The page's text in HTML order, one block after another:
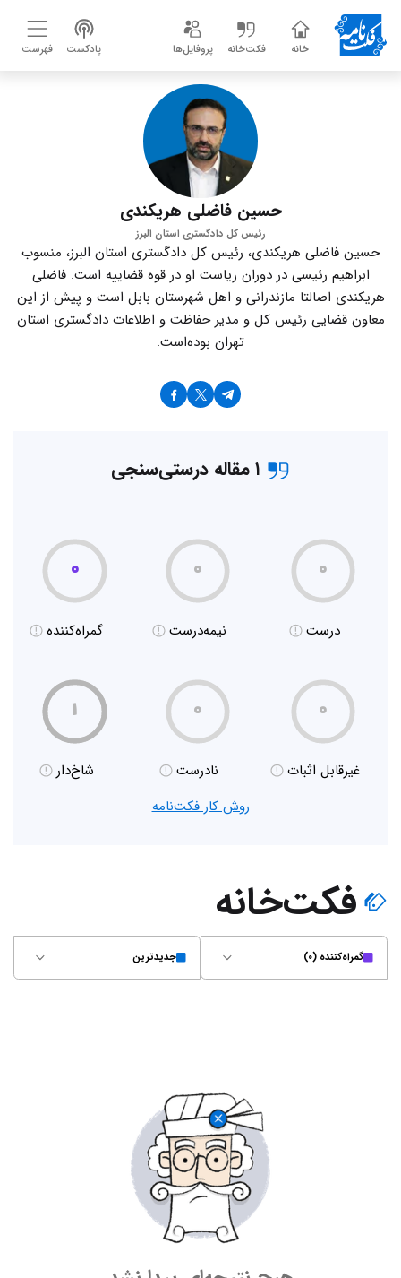
خانه فکت‌خانه پروفایل‌ها پادکست فهرست
حسین فاضلی هریکندی
رئیس کل دادگستری استان البرز
حسین فاضلی هریکندی، رئیس کل دادگستری استان البرز، منسوب
ابراهیم رئیسی در دوران ریاست او در قوه قضاییه است. فاضلی
هریکندی اصالتا مازندرانی و اهل شهرستان بابل است و پیش از این
معاون قضایی رئیس کل و مدیر حفاظت و اطلاعات دادگستری استان
تهران بوده‌است.
۱ مقاله درستی‌سنجی
۰
درست
۰
نیمه‌درست
۰
گمراه‌کننده
۰
غیر‌قابل اثبات
۰
نادرست
۱
شاخ‌دار
روش کار فکت‌نامه
فکت‌خانه
گمراه‌کننده (۰) جدیدترین